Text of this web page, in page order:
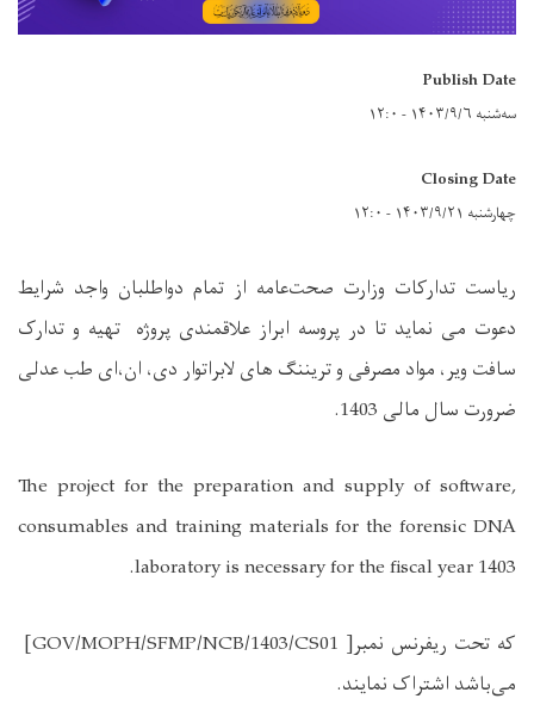
Publish Date
سه‌شنبه ۱۴۰۳/۹/۶ - ۱۲:۰
Closing Date
چهارشنبه ۱۴۰۳/۹/۲۱ - ۱۲:۰
ریاست تدارکات وزارت صحت‌عامه از تمام دواطلبان واجد شرایط
دعوت می نماید تا در پروسه ابراز علاقمندی پروژه تهیه و تدارک
سافت ویر، مواد مصرفی و تریننگ های لابراتوار دی، ان،ای طب عدلی
ضرورت سال مالی 1403
.
The project for the preparation and supply of software,
consumables and training materials for the forensic DNA
laboratory is necessary for the fiscal year 1403.
که تحت ریفرنس نمبر[GOV/MOPH/SFMP/NCB/1403/CS01 ]
می‌باشد اشتراک نمایند.